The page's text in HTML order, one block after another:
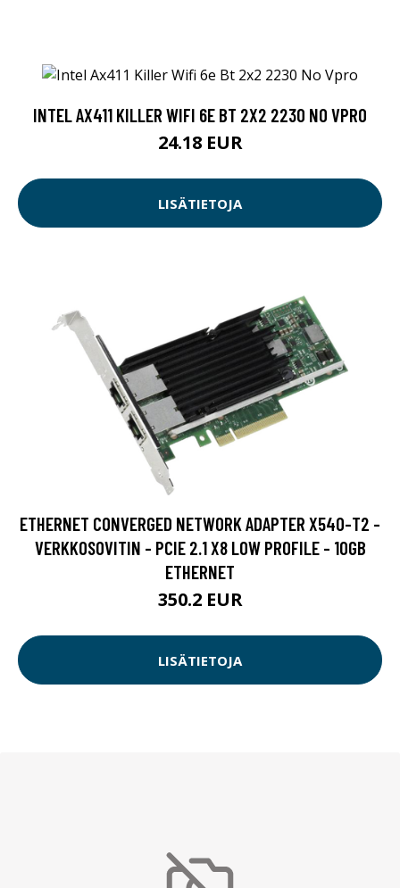
INTEL AX411 KILLER WIFI 6E BT 2X2 2230 NO VPRO
24.18 EUR
LISÄTIETOJA
ETHERNET CONVERGED NETWORK ADAPTER X540-T2 -
VERKKOSOVITIN - PCIE 2.1 X8 LOW PROFILE - 10GB
ETHERNET
350.2 EUR
LISÄTIETOJA